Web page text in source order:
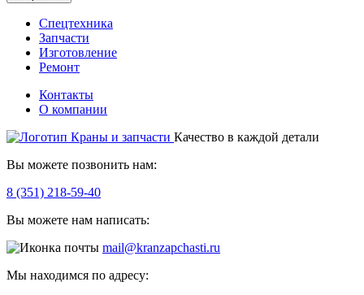
Спецтехника
Запчасти
Изготовление
Ремонт
Контакты
О компании
Качество в каждой детали
Вы можете позвонить нам:
8 (351) 218-59-40
Вы можете нам написать:
mail@kranzapchasti.ru
Мы находимся по адресу: